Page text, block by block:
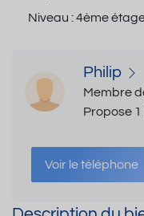
Niveau :4ème
Philip
Membre
Propose 1
Voir le téléphone